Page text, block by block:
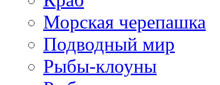
Морская черепашка
Подводный мир
Рыбы-клоуны